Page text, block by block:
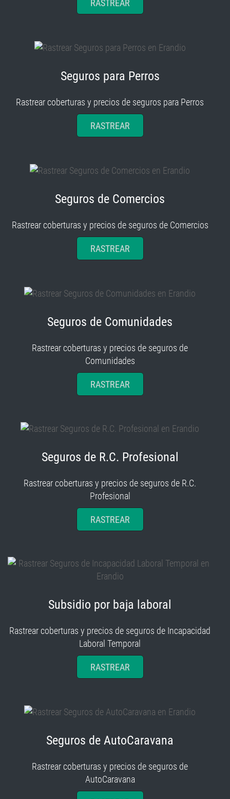
Rastrear coberturas y precios de seguros para Perros
RASTREAR
Rastrear coberturas y precios de seguros de Comercios
RASTREAR
Rastrear coberturas y precios de seguros de
Comunidades
RASTREAR
Rastrear coberturas y precios de seguros de R.C.
Profesional
RASTREAR
Rastrear coberturas y precios de seguros de Incapacidad
Laboral Temporal
RASTREAR
Rastrear coberturas y precios de seguros de
AutoCaravana
RASTREAR